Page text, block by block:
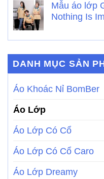
Mẫu áo lớp
Nothing Is
DANH MỤC SẢN
Áo Khoác Nỉ BomBer
Áo Lớp
Áo Lớp Có Cổ
Áo Lớp Có Cổ Caro
Áo Lớp Dreamy